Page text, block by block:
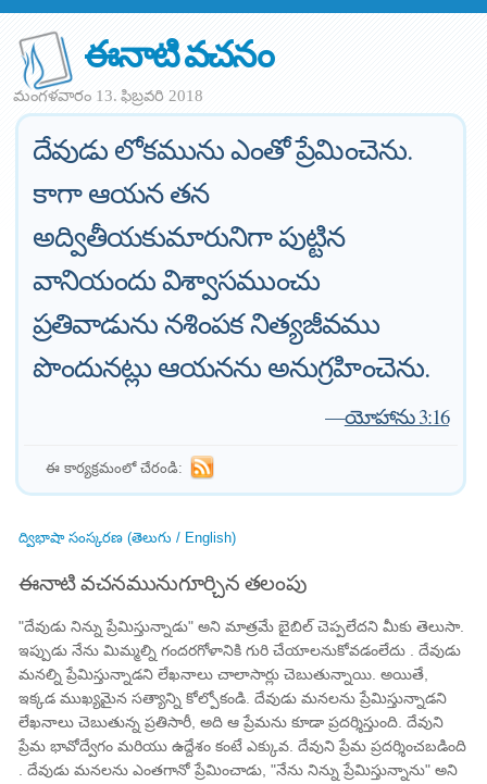
ఈనాటి వచనం
మంగళవారం 13. ఫిబ్రవరి 2018
దేవుడు లోకమును ఎంతో ప్రేమించెను.
కాగా ఆయన తన
అద్వితీయకుమారునిగా పుట్టిన
వానియందు విశ్వాసముంచు
ప్రతివాడును నశింపక నిత్యజీవము
పొందునట్లు ఆయనను అనుగ్రహించెను.
—యోహాను 3:16
ఈ కార్యక్రమంలో చేరండి:
ద్విభాషా సంస్కరణ (తెలుగు / English)
ఈనాటి వచనమునుగూర్చిన తలంపు
"దేవుడు నిన్ను ప్రేమిస్తున్నాడు" అని మాత్రమే బైబిల్ చెప్పలేదని మీకు తెలుసా.
ఇప్పుడు నేను మిమ్మల్ని గందరగోళానికి గురి చేయాలనుకోవడంలేదు . దేవుడు
మనల్ని ప్రేమిస్తున్నాడని లేఖనాలు చాలాసార్లు చెబుతున్నాయి. అయితే,
ఇక్కడ ముఖ్యమైన సత్యాన్ని కోల్పోకండి. దేవుడు మనలను ప్రేమిస్తున్నాడని
లేఖనాలు చెబుతున్న ప్రతిసారీ, అది ఆ ప్రేమను కూడా ప్రదర్శిస్తుంది. దేవుని
ప్రేమ భావోద్వేగం మరియు ఉద్దేశం కంటే ఎక్కువ. దేవుని ప్రేమ ప్రదర్శించబడింది
. దేవుడు మనలను ఎంతగానో ప్రేమించాడు, "నేను నిన్ను ప్రేమిస్తున్నాను" అని